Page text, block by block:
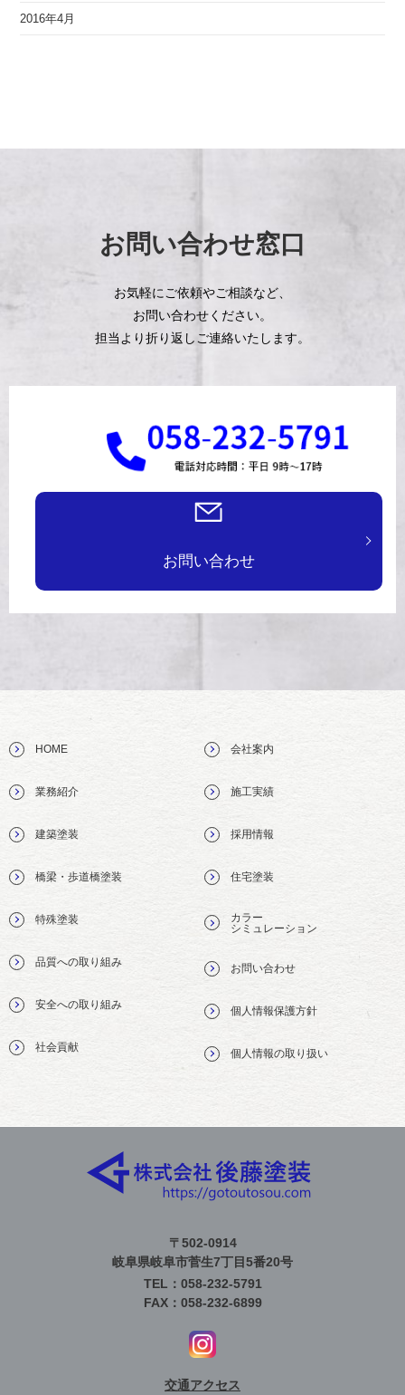
2016年4月
お問い合わせ窓口
お気軽にご依頼やご相談など、
お問い合わせください。
担当より折り返しご連絡いたします。
お問い合わせ
HOME
業務紹介
建築塗装
橋梁・歩道橋塗装
特殊塗装
品質への取り組み
安全への取り組み
社会貢献
会社案内
施工実績
採用情報
住宅塗装
カラー
シミュレーション
お問い合わせ
個人情報保護方針
個人情報の取り扱い
〒502-0914
岐阜県岐阜市菅生7丁目5番20号
TEL：058-232-5791
FAX：058-232-6899
交通アクセス